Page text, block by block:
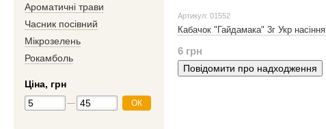
Артикул: 01552
Кабачок "Гайдамака" 3г Укр насіння
6 грн
Повідомити про надходження
Ароматичні трави
Часник посівний
Мікрозелень
Рокамболь
Ціна, грн
ОК